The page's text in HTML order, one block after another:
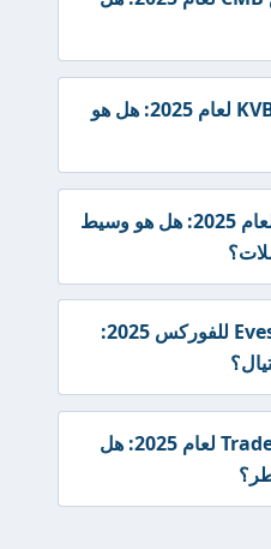
مراجعة وسيط KVB Global لعام 2025: هل هو
مراجعة Pi Securities لعام 2025: هل هو وسيط
مراجعة شركة إيفست Evest للفوركس 2025:
مراجعة وسيط Trader’s Way لعام 2025: هل